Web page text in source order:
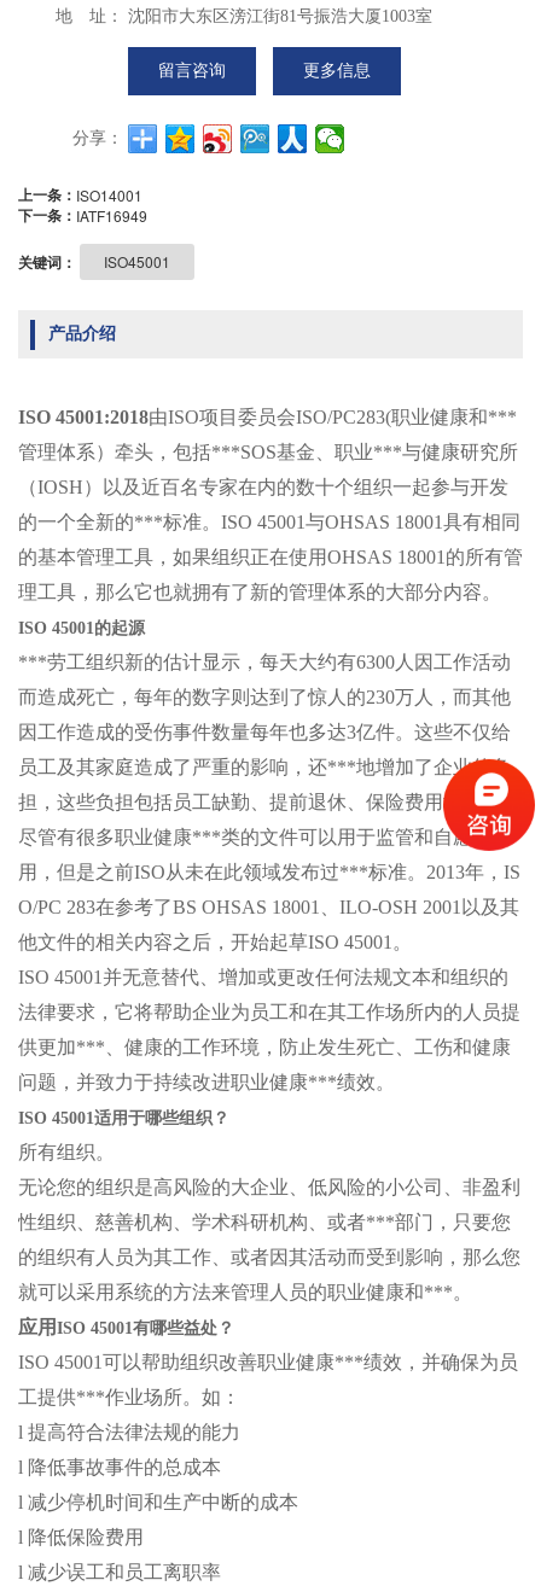
地 址：
沈阳市大东区滂江街81号振浩大厦1003室
留言咨询 更多信息
分享：
上一条： ISO14001
下一条： IATF16949
关键词： ISO45001
产品介绍
ISO 45001:2018由ISO项目委员会ISO/PC283(职业健康和***
管理体系）牵头，包括***SOS基金、职业***与健康研究所
（IOSH）以及近百名专家在内的数十个组织一起参与开发
的一个全新的***标准。ISO 45001与OHSAS 18001具有相同
的基本管理工具，如果组织正在使用OHSAS 18001的所有管
理工具，那么它也就拥有了新的管理体系的大部分内容。
ISO 45001的起源
***劳工组织新的估计显示，每天大约有6300人因工作活动
而造成死亡，每年的数字则达到了惊人的230万人，而其他
因工作造成的受伤事件数量每年也多达3亿件。这些不仅给
员工及其家庭造成了严重的影响，还***地增加了企业的负
担，这些负担包括员工缺勤、提前退休、保险费用增加等。
尽管有很多职业健康***类的文件可以用于监管和自愿使
用，但是之前ISO从未在此领域发布过***标准。2013年，IS
O/PC 283在参考了BS OHSAS 18001、ILO-OSH 2001以及其
他文件的相关内容之后，开始起草ISO 45001。
ISO 45001并无意替代、增加或更改任何法规文本和组织的
法律要求，它将帮助企业为员工和在其工作场所内的人员提
供更加***、健康的工作环境，防止发生死亡、工伤和健康
问题，并致力于持续改进职业健康***绩效。
ISO 45001适用于哪些组织？
所有组织。
无论您的组织是高风险的大企业、低风险的小公司、非盈利
性组织、慈善机构、学术科研机构、或者***部门，只要您
的组织有人员为其工作、或者因其活动而受到影响，那么您
就可以采用系统的方法来管理人员的职业健康和***。
应用 ISO 45001有哪些益处？
ISO 45001可以帮助组织改善职业健康***绩效，并确保为员
工提供***作业场所。如：
l 提高符合法律法规的能力
l 降低事故事件的总成本
l 减少停机时间和生产中断的成本
l 降低保险费用
l 减少误工和员工离职率